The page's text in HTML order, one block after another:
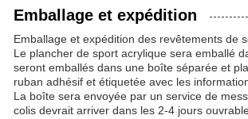
Emballage et expédition
Emballage et expédition des revêtements de
Le plancher de sport acrylique sera emballé
seront emballés dans une boîte séparée et
ruban adhésif et étiquetée avec les
La boîte sera envoyée par un service de
colis devrait arriver dans les 2-4 jours